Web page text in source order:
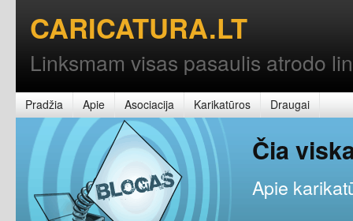
CARICATURA.LT
Linksmam visas pasaulis atrodo
Pradžia Apie Asociacija Karikatūros Draugai
Čia
Apie